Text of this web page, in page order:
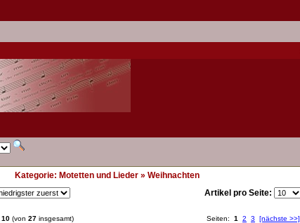
Kategorie: Motetten und Lieder» Weihnachten
Artikel pro Seite:
10 (von 27 insgesamt) Seiten: 1 2 3 [nächste >>]